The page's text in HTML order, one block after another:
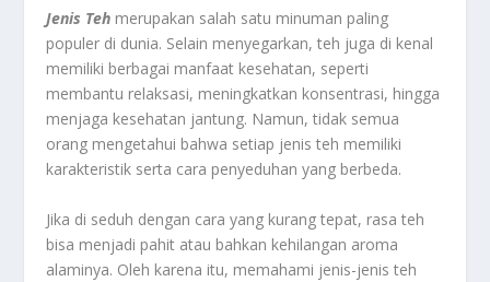
Jenis Teh merupakan salah satu minuman paling
populer di dunia. Selain menyegarkan, teh juga di kenal
memiliki berbagai manfaat kesehatan, seperti
membantu relaksasi, meningkatkan konsentrasi, hingga
menjaga kesehatan jantung. Namun, tidak semua
orang mengetahui bahwa setiap jenis teh memiliki
karakteristik serta cara penyeduhan yang berbeda.
Jika di seduh dengan cara yang kurang tepat, rasa teh
bisa menjadi pahit atau bahkan kehilangan aroma
alaminya. Oleh karena itu, memahami jenis-jenis teh